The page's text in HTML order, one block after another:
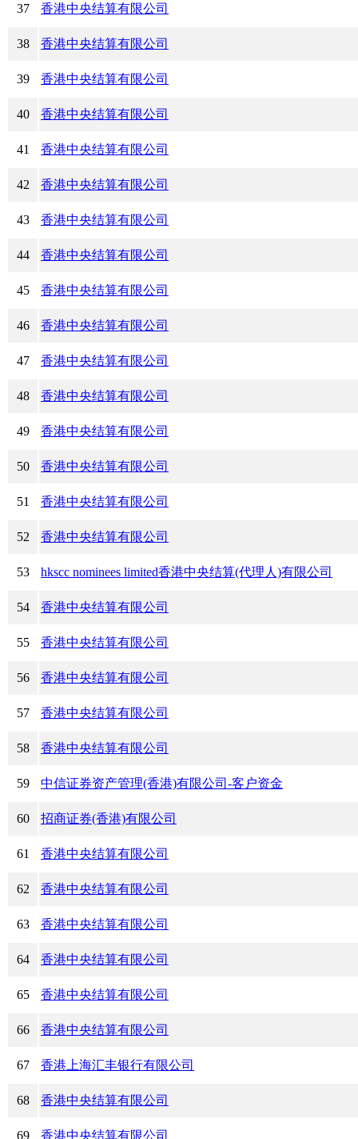
37 香港中央结算有限公司
38 香港中央结算有限公司
39 香港中央结算有限公司
40 香港中央结算有限公司
41 香港中央结算有限公司
42 香港中央结算有限公司
43 香港中央结算有限公司
44 香港中央结算有限公司
45 香港中央结算有限公司
46 香港中央结算有限公司
47 香港中央结算有限公司
48 香港中央结算有限公司
49 香港中央结算有限公司
50 香港中央结算有限公司
51 香港中央结算有限公司
52 香港中央结算有限公司
53 hkscc nominees limited香港中央结算(代理人)有限公司
54 香港中央结算有限公司
55 香港中央结算有限公司
56 香港中央结算有限公司
57 香港中央结算有限公司
58 香港中央结算有限公司
59 中信证券资产管理(香港)有限公司-客户资金
60 招商证券(香港)有限公司
61 香港中央结算有限公司
62 香港中央结算有限公司
63 香港中央结算有限公司
64 香港中央结算有限公司
65 香港中央结算有限公司
66 香港中央结算有限公司
67 香港上海汇丰银行有限公司
68 香港中央结算有限公司
69 香港中央结算有限公司